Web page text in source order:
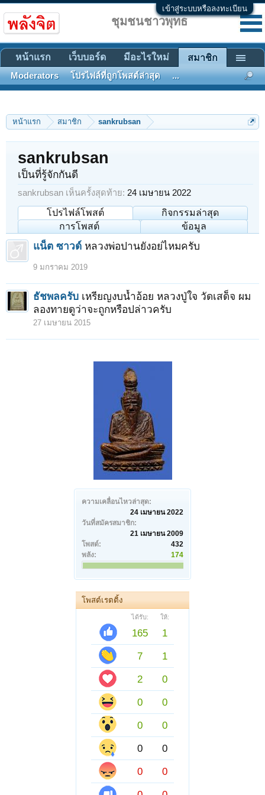
เข้าสู่ระบบหรือลงทะเบียน
หน้าแรก สมาชิก sankrubsan
ความเคลื่อนไหวล่าสุด:
24 เมษายน 2022
วันที่สมัครสมาชิก:
21 เมษายน 2009
โพสต์:
432
พลัง:
174
โพสต์เรตติ้ง
ได้รับ: ให้:
165
1
7
1
2
0
0
0
0
0
0
0
0
0
sankrubsan
เป็นที่รู้จักกันดี
sankrubsan เห็นครั้งสุดท้าย: 24 เมษายน 2022
โปรไฟล์โพสต์
กิจกรรมล่าสุด
การโพสต์
ข้อมูล
แน็ต ซาวด์ หลวงพ่อปานยังอย่ไหมครับ
9 มกราคม 2019
ธัชพลครับ เหรียญงบน้ำอ้อย หลวงปู่ใจ วัดเสด็จ ผม
ลองทายดูว่าจะถูกหรือปล่าวครับ
27 เมษายน 2015
ชุมชนชาวพุทธ
หน้าแรก เว็บบอร์ด มีอะไรใหม่ สมาชิก
Moderators โปรไฟล์ที่ถูกโพสต์ล่าสุด ...